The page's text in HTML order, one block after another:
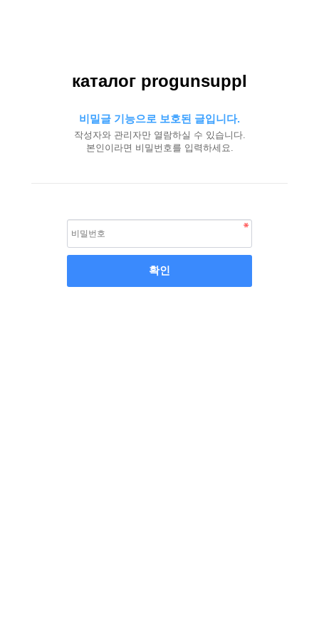
каталог progunsuppl
비밀글 기능으로 보호된 글입니다.
작성자와 관리자만 열람하실 수 있습니다.
본인이라면 비밀번호를 입력하세요.